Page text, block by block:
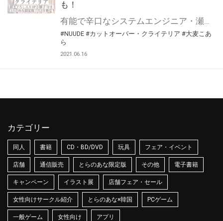
も！
#NUUDE #カットオーバー・クライテリア #大麦こあ
ら
2021.06.16
カテゴリー
同人 書籍 CD・BD/DVD 玩具 フェア・イベント
店舗 通信販売 とらのあな限定版 その他 電子書籍
キャンペーン イラスト展 店舗フェア・セール
女性向けサークル紹介 とらのあな×韓国 PCゲーム
一般ゲーム 女性向け アプリ